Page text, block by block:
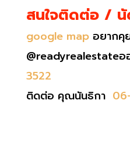
สนใจติดต่อ /
google mapอยากคุ
@readyrealestate
3522
ติดต่อ คุณนันธิกา